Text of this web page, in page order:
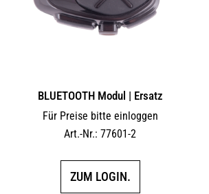
BLUETOOTH Modul | Ersatz
Für Preise bitte einloggen
Art.-Nr.: 77601-2
ZUM LOGIN.